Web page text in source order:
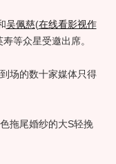
吴佩慈(在线看影视作
等众星受邀出席。
场的数十家媒体只得
拖尾婚纱的大S轻挽